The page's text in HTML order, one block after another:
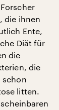
die ihnen
Ente,
Diät für
die
die
schon
litten.